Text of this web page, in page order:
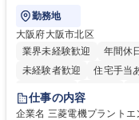
勤務地
大阪府大阪市北区
業界未経験歓迎
年間休
未経験者歓迎
住宅手当
退職金あり
駅近5分以内
土日祝休み
仕事の内容
企業名 三菱電機プラントエンジニア